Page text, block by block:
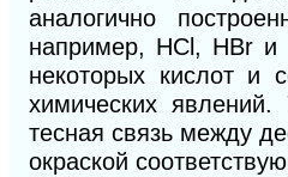
аналогично
например, НСl, НВr и
некоторых кислот и
химических явлений.
тесная связь между
окраской